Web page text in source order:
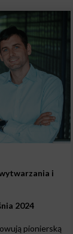
i
2024
pionierską